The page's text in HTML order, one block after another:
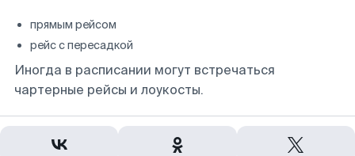
прямым рейсом
рейс с пересадкой
Иногда в расписании могут встречаться
чартерные рейсы и лоукосты.